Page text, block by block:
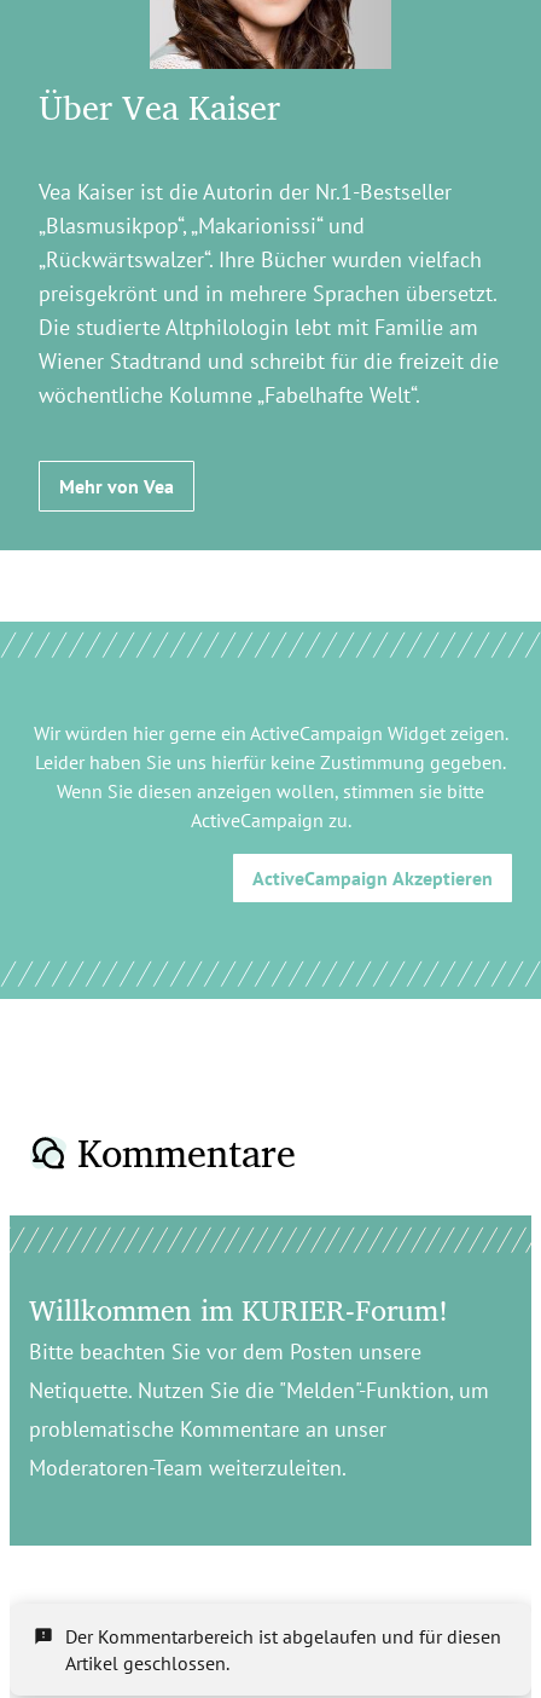
Über Vea Kaiser
Vea Kaiser ist die Autorin der Nr.1-Bestseller
„Blasmusikpop“, „Makarionissi“ und
„Rückwärtswalzer“. Ihre Bücher wurden vielfach
preisgekrönt und in mehrere Sprachen übersetzt.
Die studierte Altphilologin lebt mit Familie am
Wiener Stadtrand und schreibt für die freizeit die
wöchentliche Kolumne „Fabelhafte Welt“.
Mehr von Vea
Wir würden hier gerne ein ActiveCampaign Widgetzeigen.
Leider haben Sie uns hierfür keine Zustimmung gegeben.
Wenn Sie diesen anzeigen wollen, stimmen sie bitte
ActiveCampaign zu.
ActiveCampaign Akzeptieren
Kommentare